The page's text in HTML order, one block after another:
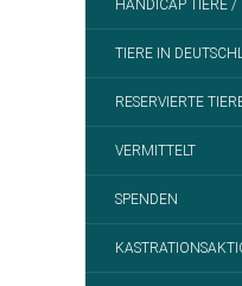
HANDICAP TIERE /
TIERE IN
RESERVIERTE
VERMITTELT
SPENDEN